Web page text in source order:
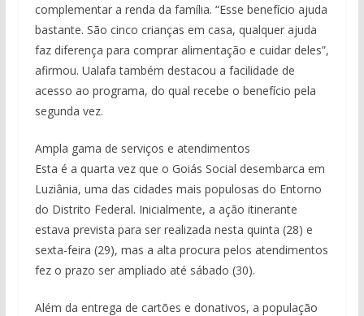
complementar a renda da família. “Esse benefício ajuda
bastante. São cinco crianças em casa, qualquer ajuda
faz diferença para comprar alimentação e cuidar deles”,
afirmou. Ualafa também destacou a facilidade de
acesso ao programa, do qual recebe o benefício pela
segunda vez.
Ampla gama de serviços e atendimentos
Esta é a quarta vez que o Goiás Social desembarca em
Luziânia, uma das cidades mais populosas do Entorno
do Distrito Federal. Inicialmente, a ação itinerante
estava prevista para ser realizada nesta quinta (28) e
sexta-feira (29), mas a alta procura pelos atendimentos
fez o prazo ser ampliado até sábado (30).
Além da entrega de cartões e donativos, a população